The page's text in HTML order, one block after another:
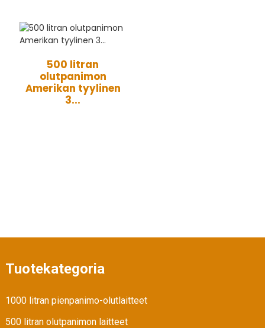
500 litran
olutpanimon
Amerikan tyylinen
3...
Tuotekategoria
1000 litran pienpanimo-olutlaitteet
500 litran olutpanimon laitteet